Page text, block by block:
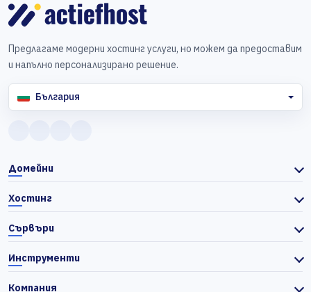
Предлагаме модерни хостинг услуги, но можем да предоставим
и напълно персонализирано решение.
България
Домейни
Хостинг
Сървъри
Инструменти
Компания